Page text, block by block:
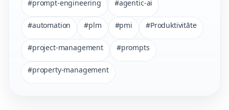
#prompt-engineering #agentic-ai
#automation #plm #pmi #Produktivitāte
#project-management #prompts
#property-management